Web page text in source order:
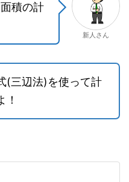
積の計
新人さん
(三辺法)を使って計
！